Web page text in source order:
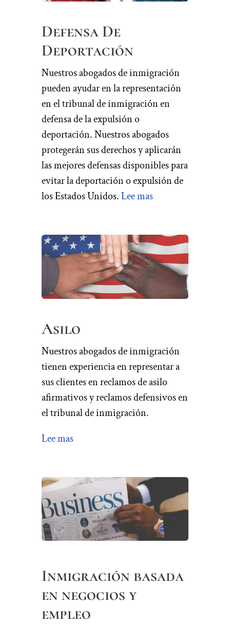
Defensa De
Deportación
Nuestros abogados de inmigración
pueden ayudar en la representación
en el tribunal de inmigración en
defensa de la expulsión o
deportación. Nuestros abogados
protegerán sus derechos y aplicarán
las mejores defensas disponibles para
evitar la deportación o expulsión de
los Estados Unidos.Lee mas
Asilo
Nuestros abogados de inmigración
tienen experiencia en representar a
sus clientes en reclamos de asilo
afirmativos y reclamos defensivos en
el tribunal de inmigración.
Lee mas
Inmigración basada
en negocios y
empleo